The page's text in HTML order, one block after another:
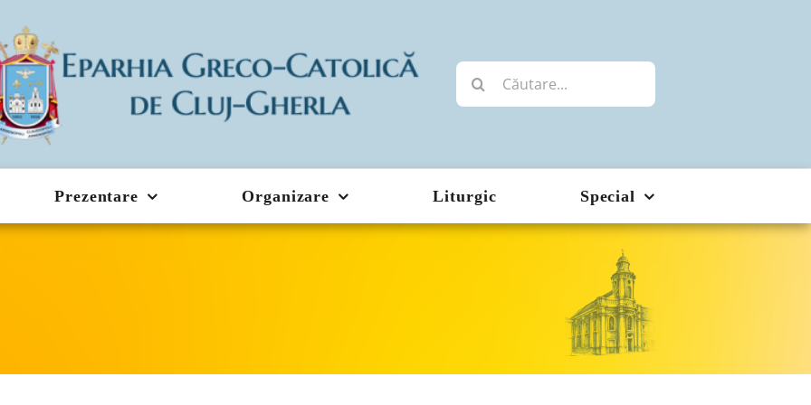
Cautare...
Prezentare Organizare Liturgic Special